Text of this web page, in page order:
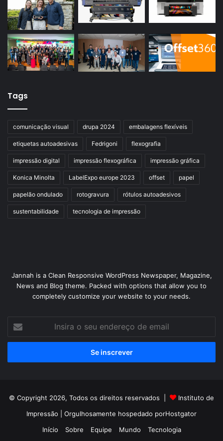
Tags
comunicação visual drupa 2024 embalagens flexíveis
etiquetas autoadesivas Fedrigoni flexografia
impressão digital impressão flexográfica impressão gráfica
Konica Minolta LabelExpo europe 2023 offset papel
papelão ondulado rotogravura rótulos autoadesivos
sustentabilidade tecnologia de impressão
Jannah is a Clean Responsive WordPress Newspaper, Magazine,
News and Blog theme. Packed with options that allow you to
completely customize your website to your needs.
seu
de
© Copyright 2026, Todos os direitos reservados |
Instituto de
Impressão | Orgulhosamente hospedado porHostgator
Início
Sobre Equipe Mundo Tecnologia